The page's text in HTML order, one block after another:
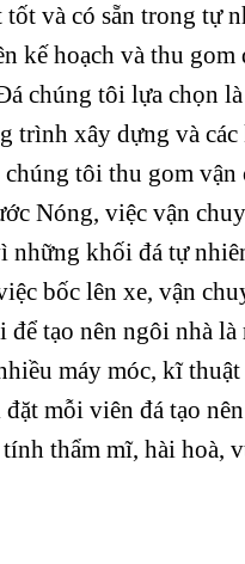
và có sẵn trong tự
kế hoạch và thu gom
chúng tôi lựa chọn là
trình xây dựng và
tôi thu gom vận
Nóng, việc vận
những khối đá tự
bốc lên xe, vận
để tạo nên ngôi nhà là
máy móc, kĩ
mỗi viên đá tạo
thẩm mĩ, hài hoà,